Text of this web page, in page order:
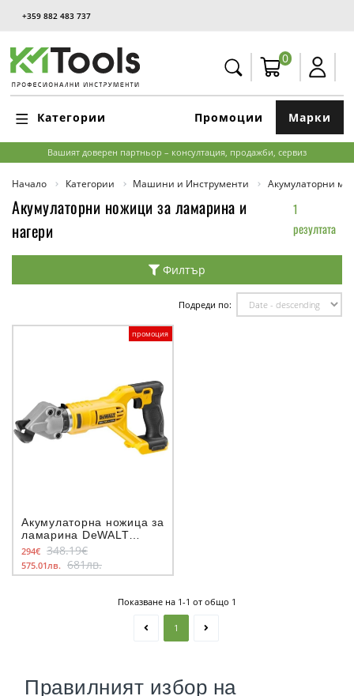
+359 882 483 737
0
Категории Марки
Промоции
Вашият доверен партньор – консултация, продажби, сервиз
Начало Категории Машини и Инструменти Акумулаторни
Акумулаторни ножици за ламарина и
нагери
1
резултата
Филтър
Подреди по:
промоция
Акумулаторна ножица за
ламарина DeWALT
DCS496N, 18V, 0-1.3 мм
294€ 348.19€
575.01лв. 681лв.
Показване на 1-1 от общо 1
1
Правилният избор на